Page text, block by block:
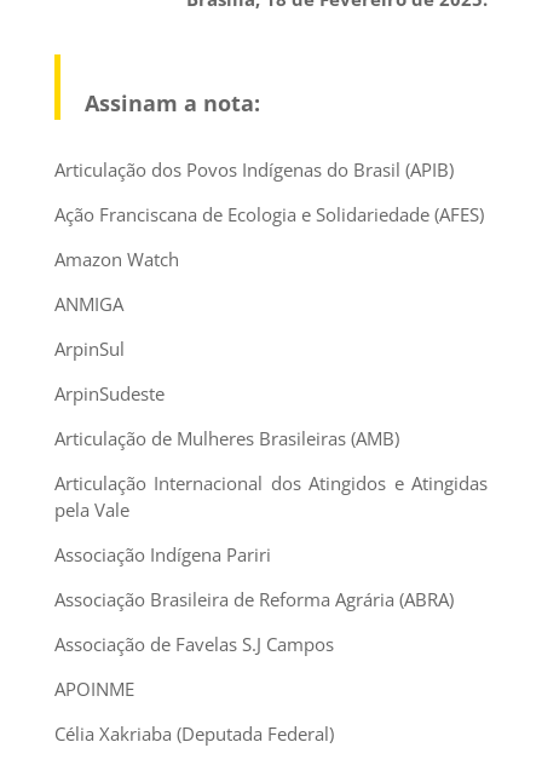
Assinam a nota:
Articulação dos Povos Indígenas do Brasil (APIB)
Ação Franciscana de Ecologia e Solidariedade (AFES)
Amazon Watch
ANMIGA
ArpinSul
ArpinSudeste
Articulação de Mulheres Brasileiras (AMB)
Articulação Internacional dos Atingidos e Atingidas
pela Vale
Associação Indígena Pariri
Associação Brasileira de Reforma Agrária (ABRA)
Associação de Favelas S.J Campos
APOINME
Célia Xakriaba (Deputada Federal)